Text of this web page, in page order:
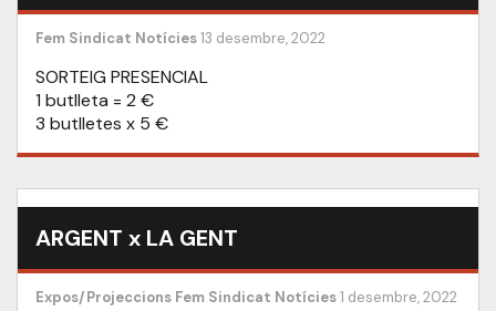
Fem Sindicat Notícies13 desembre, 2022
SORTEIG PRESENCIAL
1 butlleta = 2 €
3 butlletes x 5 €
ARGENT x LA GENT
Expos/Projeccions Fem Sindicat Notícies1 desembre, 2022